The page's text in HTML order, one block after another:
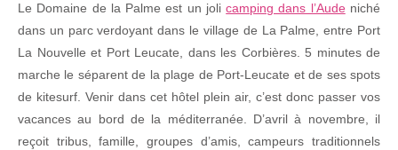
Le Domaine de la Palme est un jolicamping dans l’Audeniché
dans un parc verdoyant dans le village de La Palme, entre Port
La Nouvelle et Port Leucate, dans les Corbières. 5 minutes de
marche le séparent de la plage de Port-Leucate et de ses spots
de kitesurf. Venir dans cet hôtel plein air, c’est donc passer vos
vacances au bord de la méditerranée. D’avril à novembre, il
reçoit tribus, famille, groupes d’amis, campeurs traditionnels